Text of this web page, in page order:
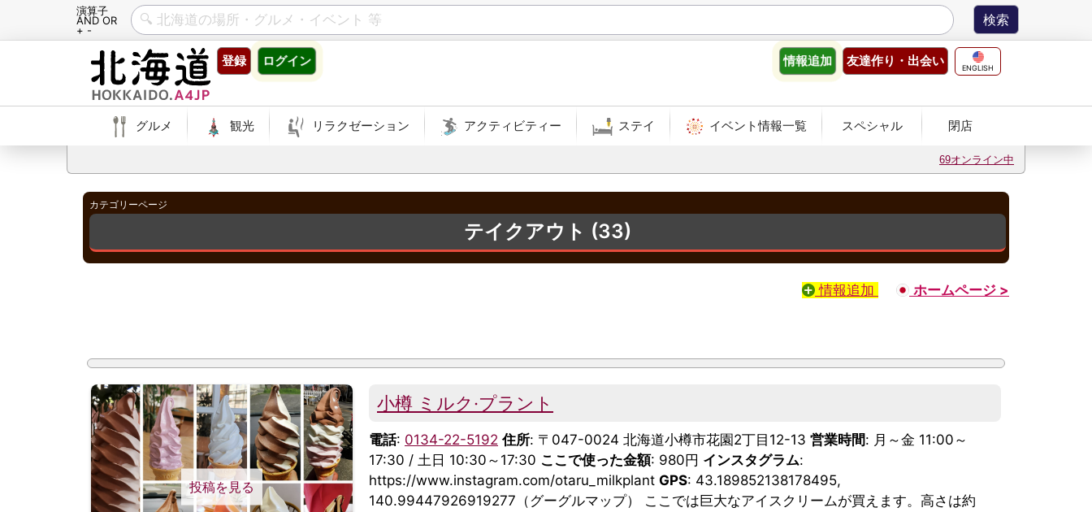
演算子
AND OR
+ -
登録 ログイン ENGLISH
友達作り ・出会い
情報追加
グルメ 観光 リラクゼーション アクティビティー ステイ イベント情報一覧 スペシャル 閉店
69オンライン中
カテゴリーページ
テイクアウト (33)
情報追加 ホームページ >
投稿を見る
小樽 ミルク·プラント
電話: 0134-22-5192 住所: 〒047-0024 北海道小樽市花園2丁目12-13 営業時間: 月～金 11:00～
17:30 / 土日 10:30～17:30 ここで使った金額: 980円 インスタグラム:
https://www.instagram.com/otaru_milkplant GPS: 43.189852138178495,
140.99447926919277（グーグルマップ） ここでは巨大なアイスクリームが買えます。高さは約